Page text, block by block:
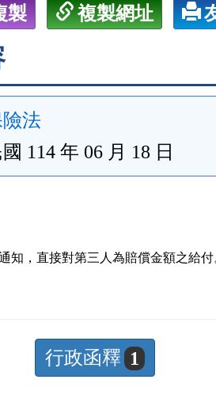
製 複製網址
法
國 114 年 06 月 18 日
知，直接對第三人為賠償金額之給付
行政函釋 1